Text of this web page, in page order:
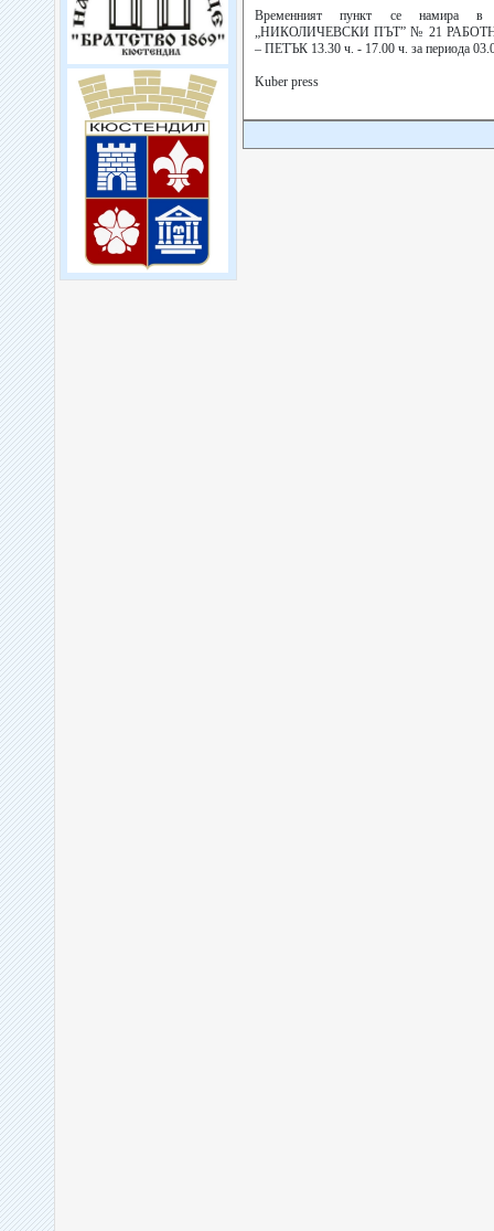
Временният пункт се
„НИКОЛИЧЕВСКИ ПЪТ” № 21
– ПЕТЪК 13.30 ч. - 17.00 ч. за периода
Kuber press